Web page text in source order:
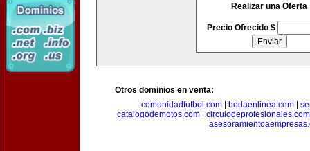
Realizar una Oferta
Precio Ofrecido $
Otros dominios en venta:
comunidadfutbol.com
bodaenlinea.com
catalogodemotos.com
circulodeprofesionales.com